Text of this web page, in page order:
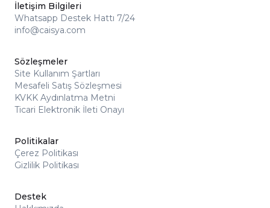
İletişim Bilgileri
Whatsapp Destek Hattı 7/24
info@caisya.com
Sözleşmeler
Site Kullanım Şartları
Mesafeli Satış Sözleşmesi
KVKK Aydınlatma Metni
Ticari Elektronik İleti Onayı
Politikalar
Çerez Politikası
Gizlilik Politikası
Destek